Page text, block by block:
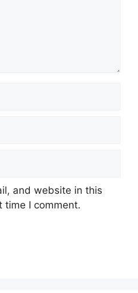
and website in this
time I comment.